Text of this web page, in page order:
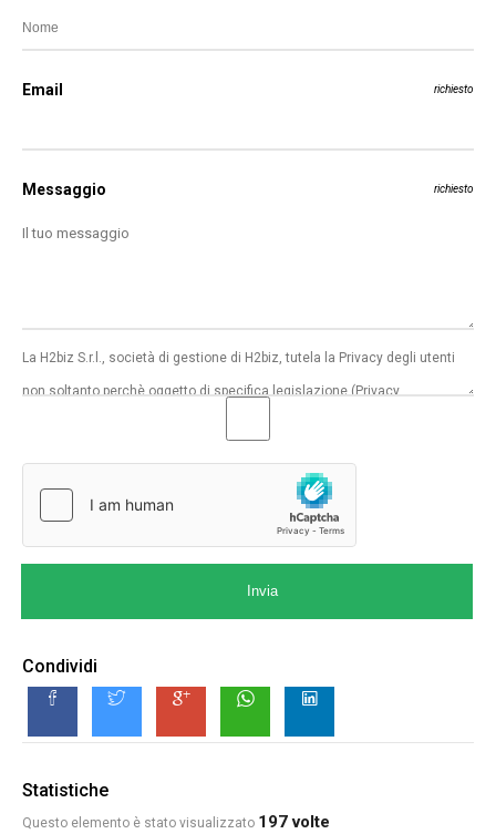
Email richiesto
Messaggio richiesto
Invia
Condividi
Statistiche
Questo elemento è stato visualizzato 197 volte